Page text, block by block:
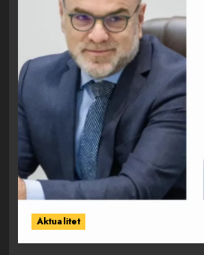
Aktualitet